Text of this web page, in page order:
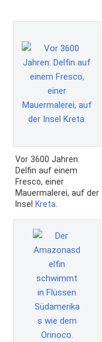
Vor 3600 Jahren:
Delfin auf einem
Fresco, einer
Mauermalerei, auf der
Insel
Kreta